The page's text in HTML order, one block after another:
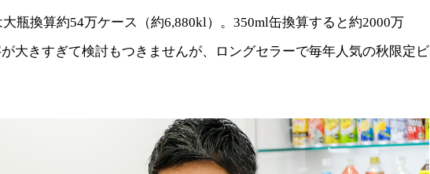
瓶換算約54万ケース（約6,880kl）。350ml缶換算すると約2000万
大きすぎて検討もつきませんが、ロングセラーで毎年人気の秋限定ビ